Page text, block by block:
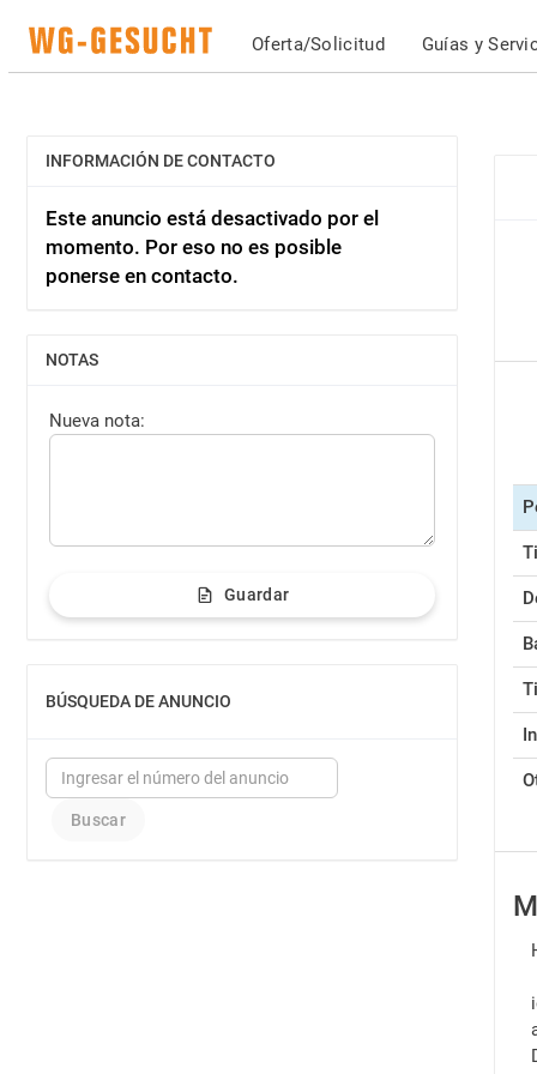
Oferta/Solicitud Guías y
INFORMACIÓN DE CONTACTO
MOSTRAR
Este anuncio está desactivado por el
momento. Por eso no es posible
ponerse en contacto.
NOTAS
MOSTRAR
Nueva nota:
Guardar
BÚSQUEDA DE ANUNCIO
MOSTRAR